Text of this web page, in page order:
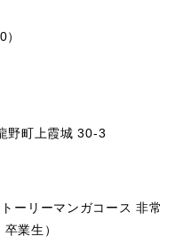
野町上霞城 30-3
ーリーマンガコース 非常
業生）